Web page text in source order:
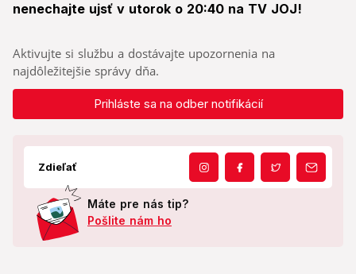
nenechajte ujsť v utorok o 20:40 na TV JOJ!
Aktivujte si službu a dostávajte upozornenia na
najdôležitejšie správy dňa.
Prihláste sa na odber notifikácií
Zdieľať
Máte pre nás tip?
Pošlite nám ho